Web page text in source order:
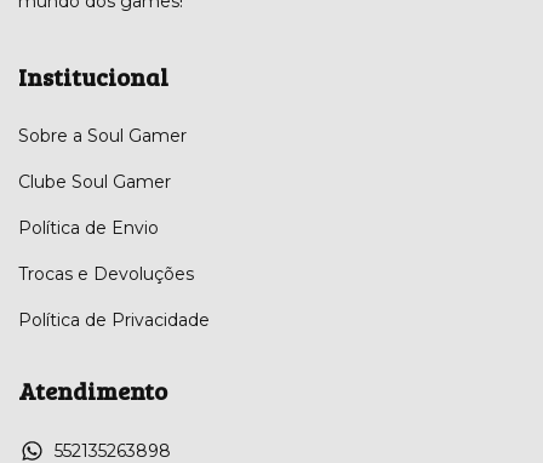
Institucional
Sobre a Soul Gamer
Clube Soul Gamer
Política de Envio
Trocas e Devoluções
Política de Privacidade
Atendimento
552135263898